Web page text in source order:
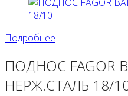
Подробнее
ПОДНОС FAGOR
НЕРЖ.СТАЛЬ 18/